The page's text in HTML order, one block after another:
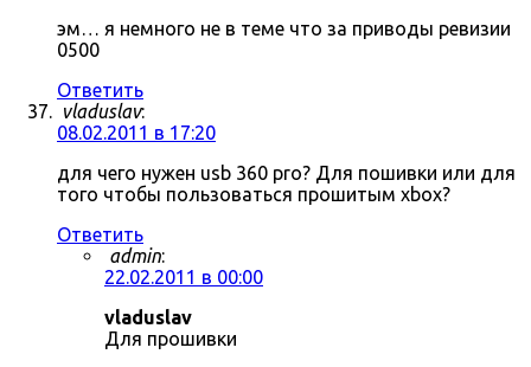
эм… я немного не в теме что за приводы ревизии
0500
Ответить
vladuslav:
08.02.2011 в 17:20
для чего нужен usb 360 pro? Для пошивки или для
того чтобы пользоваться прошитым xbox?
Ответить
admin:
22.02.2011 в 00:00
vladuslav
Для прошивки